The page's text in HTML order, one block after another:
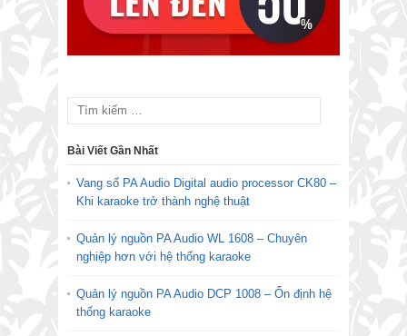
Bài Viết Gần Nhất
Vang số PA Audio Digital audio processor CK80 –
Khi karaoke trở thành nghệ thuật
Quản lý nguồn PA Audio WL 1608 – Chuyên
nghiệp hơn với hệ thống karaoke
Quản lý nguồn PA Audio DCP 1008 – Ổn định hệ
thống karaoke